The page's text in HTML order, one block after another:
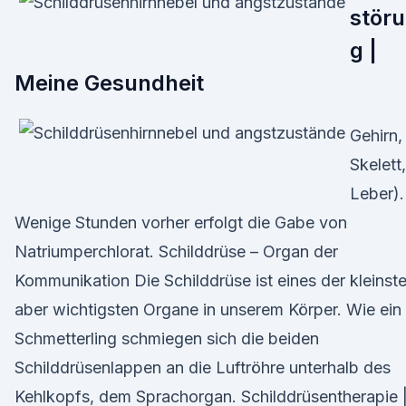
g |
Meine Gesundheit
Gehirn,
Skelett,
Leber).
Wenige Stunden vorher erfolgt die Gabe von
Natriumperchlorat. Schilddrüse – Organ der
Kommunikation Die Schilddrüse ist eines der
aber wichtigsten Organe in unserem Körper. Wie ein
Schmetterling schmiegen sich die beiden
Schilddrüsenlappen an die Luftröhre unterhalb des
Kehlkopfs, dem Sprachorgan. Schilddrüsentherapie |